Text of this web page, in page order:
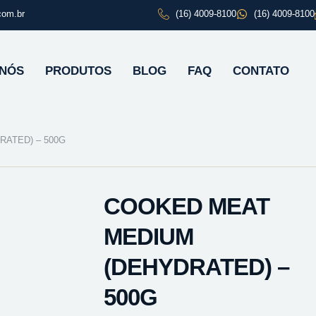
(16) 4009-8100 (16) 4009-8100
PRODUTOS BLOG FAQ CONTATO
– 500G
COOKED MEAT
MEDIUM
(DEHYDRATED) –
500G